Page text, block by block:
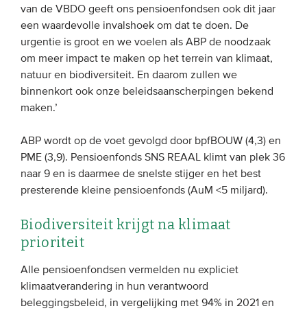
van de VBDO geeft ons pensioenfondsen ook dit jaar
een waardevolle invalshoek om dat te doen. De
urgentie is groot en we voelen als ABP de noodzaak
om meer impact te maken op het terrein van klimaat,
natuur en biodiversiteit. En daarom zullen we
binnenkort ook onze beleidsaanscherpingen bekend
maken.’
ABP wordt op de voet gevolgd door bpfBOUW (4,3) en
PME (3,9). Pensioenfonds SNS REAAL klimt van plek 36
naar 9 en is daarmee de snelste stijger en het best
presterende kleine pensioenfonds (AuM <5 miljard).
Biodiversiteit krijgt na klimaat
prioriteit
Alle pensioenfondsen vermelden nu expliciet
klimaatverandering in hun verantwoord
beleggingsbeleid, in vergelijking met 94% in 2021 en